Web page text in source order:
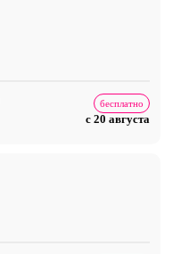
бесплатно
с 20 августа